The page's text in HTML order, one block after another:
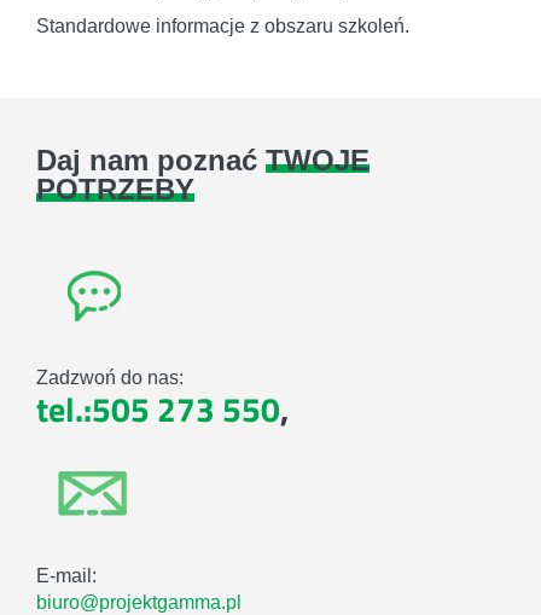
Standardowe informacje z obszaru szkoleń.
Daj nam poznać TWOJE
POTRZEBY
Zadzwoń do nas:
tel.:505 273 550,
E-mail:
biuro@projektgamma.pl